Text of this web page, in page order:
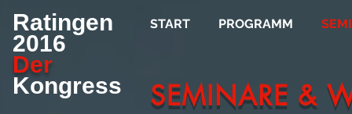
SEMINARE &
START PROGRAMM
Ratingen
2016
Der
Kongress